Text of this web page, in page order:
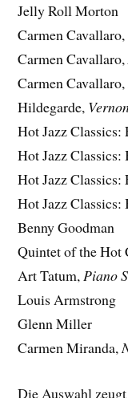
Jelly Roll Morton
Carmen Cavallaro,
Carmen Cavallaro,
Carmen Cavallaro,
Hildegarde,
Hot Jazz Classics:
Hot Jazz
Hot Jazz Classics:
Hot Jazz Classics:
Benny Goodman
Quintet of the Hot
Art Tatum,Piano
Louis Armstrong
Glenn Miller
Carmen Miranda,
Die Auswahl